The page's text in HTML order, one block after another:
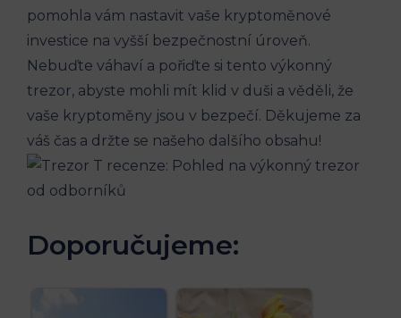
pomohla vám nastavit vaše kryptoměnové
investice na vyšší bezpečnostní úroveň.
Nebuďte váhaví a pořiďte si tento výkonný
trezor, abyste mohli mít klid v duši a věděli, že
vaše kryptoměny jsou v bezpečí. Děkujeme za
váš čas a držte se našeho dalšího obsahu!
Doporučujeme: